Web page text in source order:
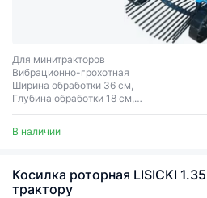
Для минитракторов
Вибрационно-грохотная
Ширина обработки 36 см,
Глубина обработки 18 см,
Вес 45 кг
В наличии
Косилка роторная LISICKI
трактору